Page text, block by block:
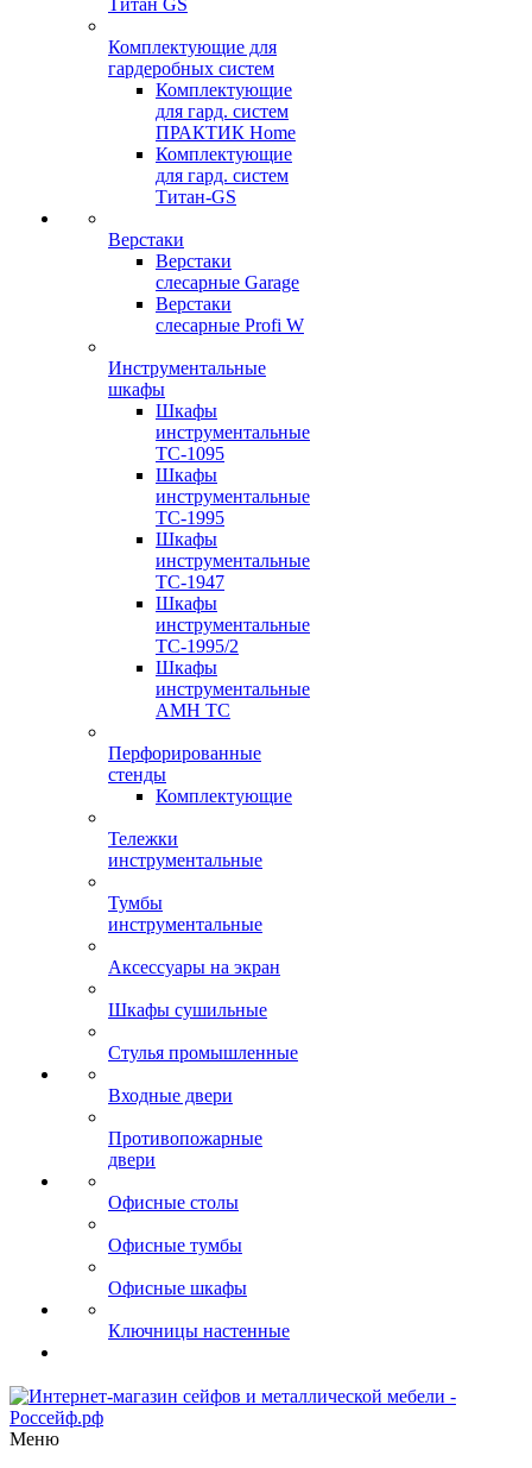
Титан GS
Комплектующие для
гардеробных систем
Комплектующие
для гард. систем
ПРАКТИК Home
Комплектующие
для гард. систем
Титан-GS
Верстаки
Верстаки
слесарные Garage
Верстаки
слесарные Profi W
Инструментальные
шкафы
Шкафы
инструментальные
TC-1095
Шкафы
инструментальные
TC-1995
Шкафы
инструментальные
TC-1947
Шкафы
инструментальные
TC-1995/2
Шкафы
инструментальные
AMH TC
Перфорированные
стенды
Комплектующие
Тележки
инструментальные
Тумбы
инструментальные
Аксессуары на экран
Шкафы сушильные
Стулья промышленные
Входные двери
Противопожарные
двери
Офисные столы
Офисные тумбы
Офисные шкафы
Ключницы настенные
Меню